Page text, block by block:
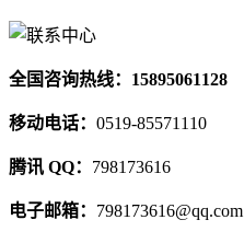
全国咨询热线：15895061128
移动电话： 0519-85571110
腾讯 QQ： 798173616
电子邮箱： 798173616@qq.com